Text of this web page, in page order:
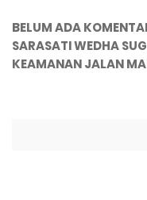
BELUM ADA
SARASATI WEDHA
KEAMANAN JALAN